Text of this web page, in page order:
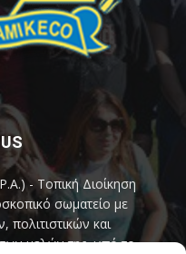
- Τοπική Διοίκηση
σωματείο με
πολιτιστικών και
μελών της, υπό το